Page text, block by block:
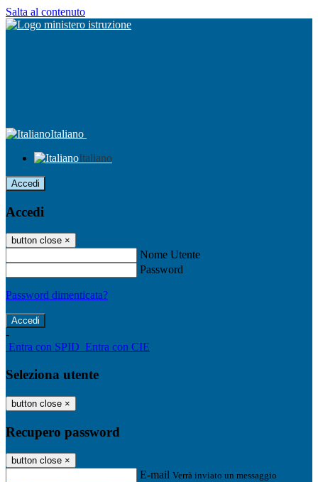
Salta al contenuto
Italiano
Italiano
Accedi
Accedi
button close ×
Nome Utente
Password
Password dimenticata?
-
Entra con SPID Entra con CIE
Seleziona utente
button close ×
Recupero password
button close ×
E-mail Verrà inviato un messaggio